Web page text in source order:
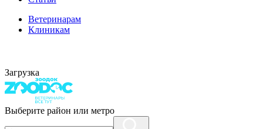
Ветеринарам
Клиникам
Загрузка
Выберите район или метро